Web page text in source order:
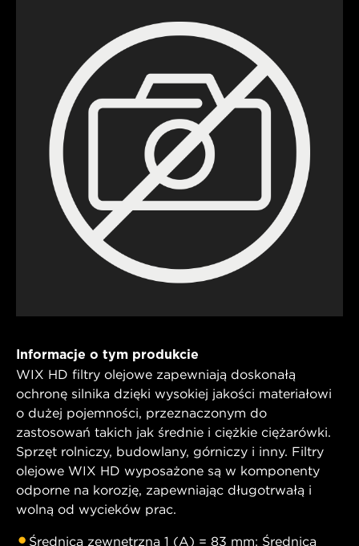
Informacje o tym produkcie
WIX HD filtry olejowe zapewniają doskonałą
ochronę silnika dzięki wysokiej jakości materiałowi
o dużej pojemności, przeznaczonym do
zastosowań takich jak średnie i ciężkie ciężarówki.
Sprzęt rolniczy, budowlany, górniczy i inny. Filtry
olejowe WIX HD wyposażone są w komponenty
odporne na korozję, zapewniając długotrwałą i
wolną od wycieków prac.
Średnica zewnętrzna 1 (A) = 83 mm; Średnica